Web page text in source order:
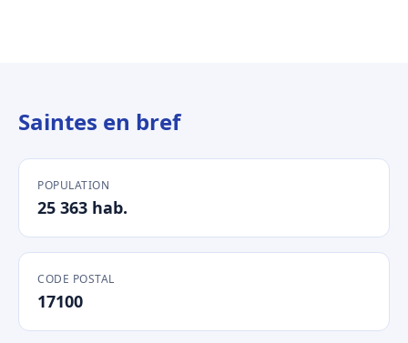
Saintes en bref
POPULATION
25 363 hab.
CODE POSTAL
17100